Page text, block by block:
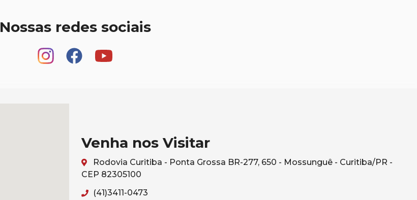
Nossas redes sociais
Venha nos Visitar
Rodovia Curitiba - Ponta Grossa BR-277, 650 - Mossunguê - Curitiba/PR -
CEP 82305100
(41)3411-0473